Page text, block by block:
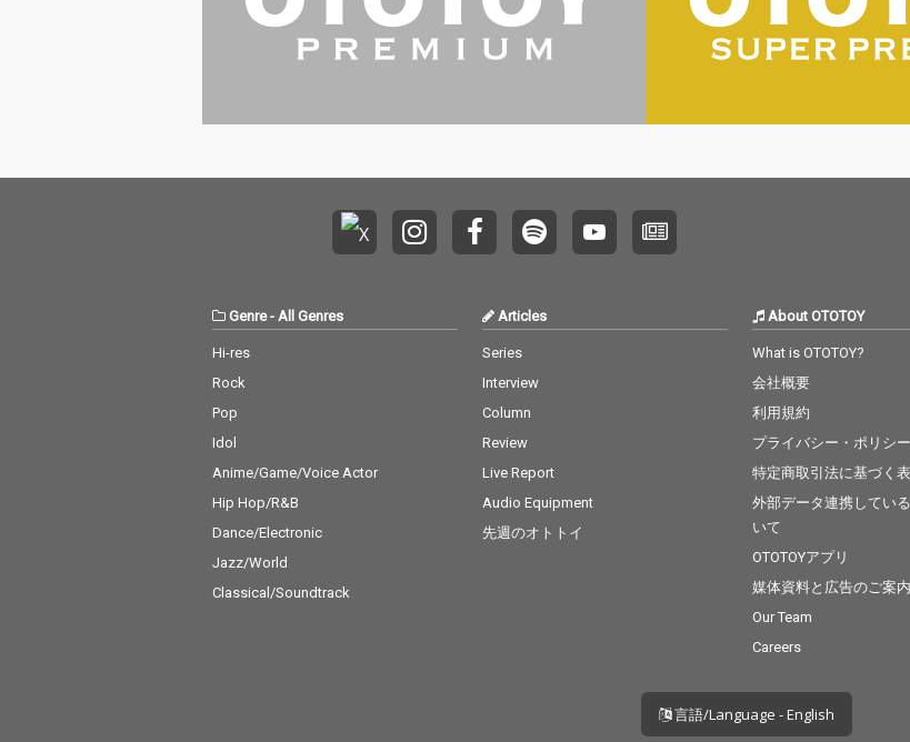
Genre- All Genres
Hi-res
Rock
Pop
Idol
Anime/Game/Voice Actor
Hip Hop/R&B
Dance/Electronic
Jazz/World
Classical/Soundtrack
Articles
Series
Interview
Column
Review
Live Report
Audio Equipment
先週のオトトイ
About OTOTOY
What is OTOTOY?
会社概要
利用規約
プライバシー・ポリシー
特定商取引法に基づく
外部データ連携してい
いて
OTOTOYアプリ
媒体資料と広告のご案内
Our Team
Careers
言語/Language - English